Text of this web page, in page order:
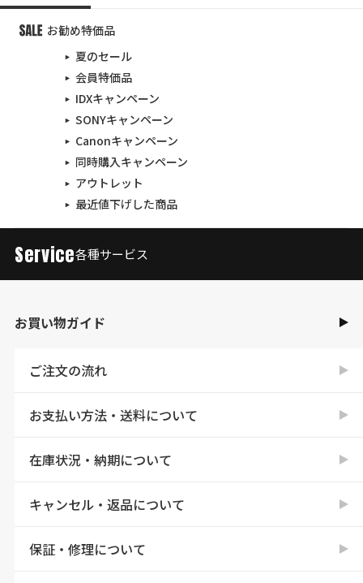
お勧め特価品
夏のセール
会員特価品
IDXキャンペーン
SONYキャンペーン
Canonキャンペーン
同時購入キャンペーン
アウトレット
最近値下げした商品
Service各種サービス
お買い物ガイド
ご注文の流れ
お支払い方法・送料について
在庫状況・納期について
キャンセル・返品について
保証・修理について